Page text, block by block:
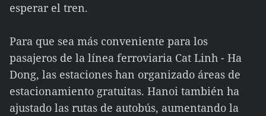
esperar el tren.
Para que sea más conveniente para los
pasajeros de la línea ferroviaria Cat Linh - Ha
Dong, las estaciones han organizado áreas de
estacionamiento gratuitas. Hanoi también ha
ajustado las rutas de autobús, aumentando la